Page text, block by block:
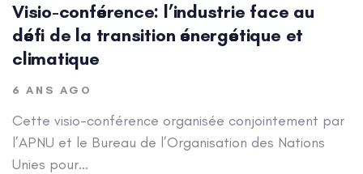
Visio-conférence: l’industrie face au
défi de la transition énergétique et
climatique
6 ANS AGO
Cette visio-conférence organisée conjointement par
l’APNU et le Bureau de l’Organisation des Nations
Unies pour…